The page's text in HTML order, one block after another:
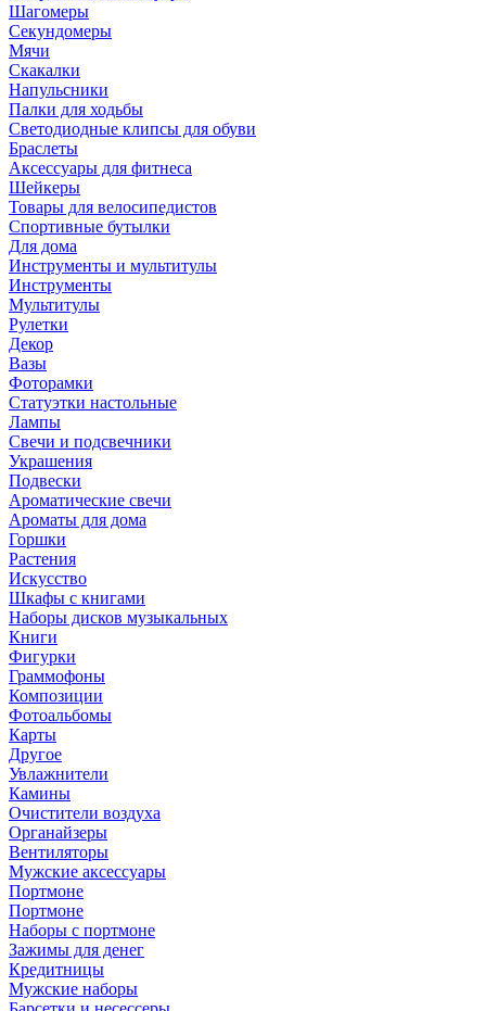
Шагомеры
Секундомеры
Мячи
Скакалки
Напульсники
Палки для ходьбы
Светодиодные клипсы для обуви
Браслеты
Аксессуары для фитнеса
Шейкеры
Товары для велосипедистов
Спортивные бутылки
Для дома
Инструменты и мультитулы
Инструменты
Мультитулы
Рулетки
Декор
Вазы
Фоторамки
Статуэтки настольные
Лампы
Свечи и подсвечники
Украшения
Подвески
Ароматические свечи
Ароматы для дома
Горшки
Растения
Искусство
Шкафы с книгами
Наборы дисков музыкальных
Книги
Фигурки
Граммофоны
Композиции
Фотоальбомы
Карты
Другое
Увлажнители
Камины
Очистители воздуха
Органайзеры
Вентиляторы
Мужские аксессуары
Портмоне
Портмоне
Наборы с портмоне
Зажимы для денег
Кредитницы
Мужские наборы